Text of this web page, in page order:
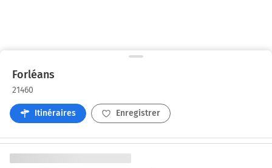
Forléans
21460
Itinéraires Enregistrer